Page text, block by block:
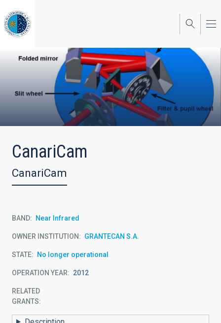
to
main
content
CanariCam
CanariCam
BAND Near Infrared
OWNER INSTITUTION GRANTECAN S.A.
STATE No longer operational
OPERATION YEAR 2012
RELATED
GRANTS: